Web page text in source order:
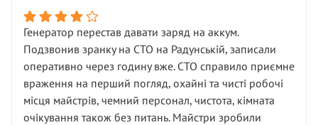
Генератор перестав давати заряд на аккум.
Подзвонив зранку на СТО на Радунській, записали
оперативно через годину вже. СТО справило приємне
враження на перший погляд, охайні та чисті робочі
місця майстрів, чемний персонал, чистота, кімната
очікування також без питань. Майстри зробили